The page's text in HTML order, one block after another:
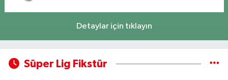
Detaylar için tıklayın
Süper Lig Fikstür